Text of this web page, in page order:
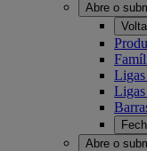
Abre o
Abre o